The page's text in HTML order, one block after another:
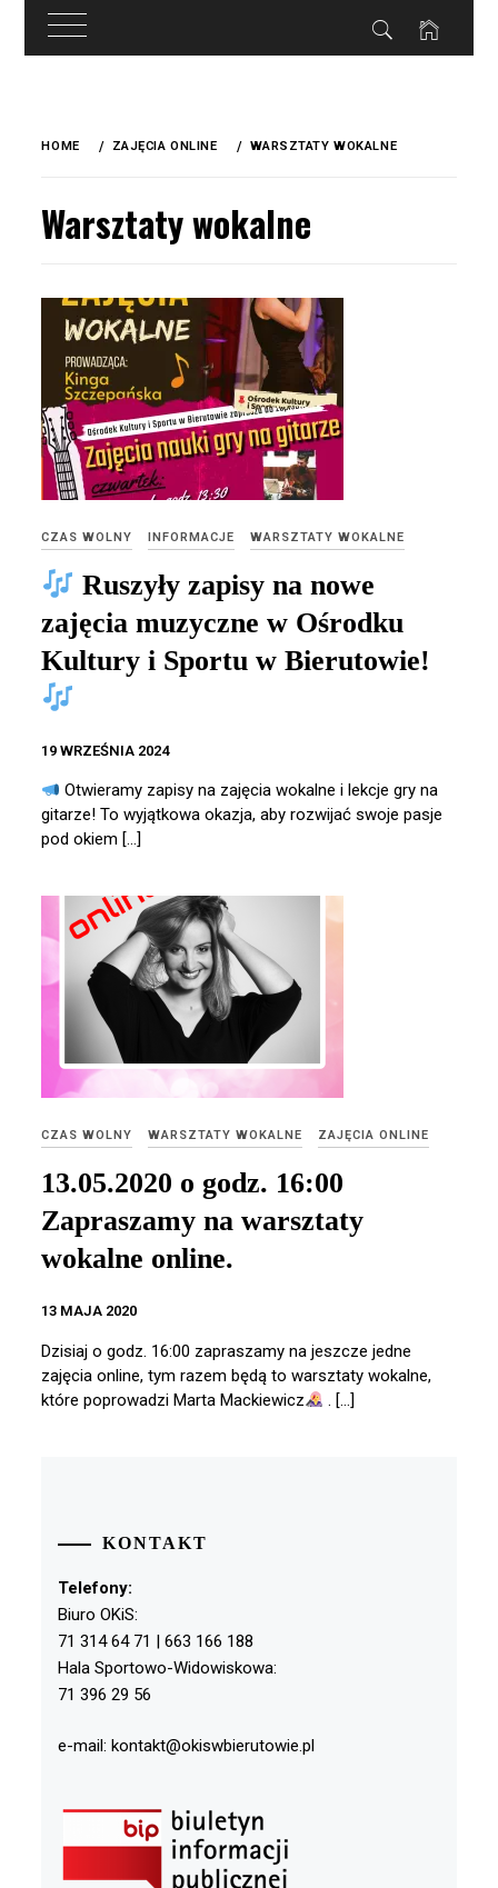
treści
HOME ZAJĘCIA ONLINE WARSZTATY WOKALNE
Warsztaty wokalne
CZAS WOLNY INFORMACJE WARSZTATY WOKALNE
Ruszyły zapisy na nowe
zajęcia muzyczne w Ośrodku
Kultury i Sportu w Bierutowie!
19 WRZEŚNIA 2024
Otwieramy zapisy na zajęcia wokalne i lekcje gry na
gitarze! To wyjątkowa okazja, aby rozwijać swoje pasje
pod okiem […]
CZAS WOLNY WARSZTATY WOKALNE ZAJĘCIA ONLINE
13.05.2020 o godz. 16:00
Zapraszamy na warsztaty
wokalne online.
13 MAJA 2020
Dzisiaj o godz. 16:00 zapraszamy na jeszcze jedne
zajęcia online, tym razem będą to warsztaty wokalne,
które poprowadzi Marta Mackiewicz
. […]
KONTAKT
Telefony:
Biuro OKiS:
71 314 64 71 | 663 166 188
Hala Sportowo-Widowiskowa:
71 396 29 56
e-mail: kontakt@okiswbierutowie.pl